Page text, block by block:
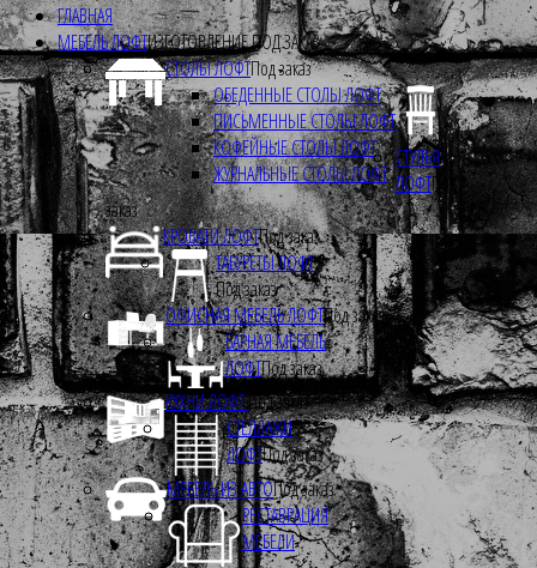
ГЛАВНАЯ
МЕБЕЛЬ ЛОФТИЗГОТОВЛЕНИЕ ПОД ЗАКАЗ
СТОЛЫ ЛОФТПод заказ
ОБЕДЕННЫЕ СТОЛЫ ЛОФТ
ПИСЬМЕННЫЕ СТОЛЫ ЛОФТ
КОФЕЙНЫЕ СТОЛЫ ЛОФТ
ЖУРНАЛЬНЫЕ СТОЛЫ ЛОФТ
СТУЛЬЯ
ЛОФТПод
заказ
КРОВАТИ ЛОФТПод заказ
ТАБУРЕТЫ ЛОФТ
Под заказ
ОФИСНАЯ МЕБЕЛЬ ЛОФТПод заказ
БАРНАЯ МЕБЕЛЬ
ЛОФТПод заказ
КУХНИ ЛОФТПод заказ
СТЕЛЛАЖИ
ЛОФТПод заказ
МЕБЕЛЬ ИЗ АВТОПод заказ
РЕСТАВРАЦИЯ
МЕБЕЛИ